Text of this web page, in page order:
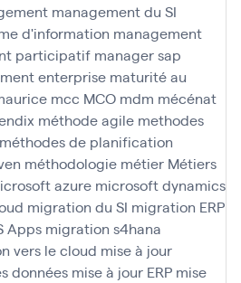
management du SI
d'information management
participatif manager sap
enterprise maturité au
mcc MCO mdm mécénat
méthode agile methodes
méthodes de planification
méthodologie métier Métiers
azure microsoft dynamics
migration du SI migration ERP
Apps migration s4hana
vers le cloud mise à jour
données mise à jour ERP mise